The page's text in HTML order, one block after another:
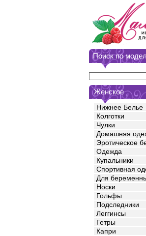
Поиск по
Женское
Нижнее Белье
Колготки
Чулки
Домашняя
Эротическое
Одежда
Купальники
Спортивная
Для
Носки
Гольфы
Подследники
Леггинсы
Гетры
Капри